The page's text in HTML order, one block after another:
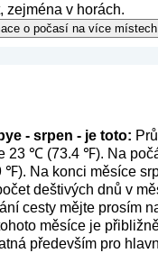
zejména v horách.
o počasí na více
- srpen - je toto:
23 ℃ (73.4 ℉). Na
Na konci měsíce
deštivých dnů v
cesty mějte prosím
měsíce je
především pro